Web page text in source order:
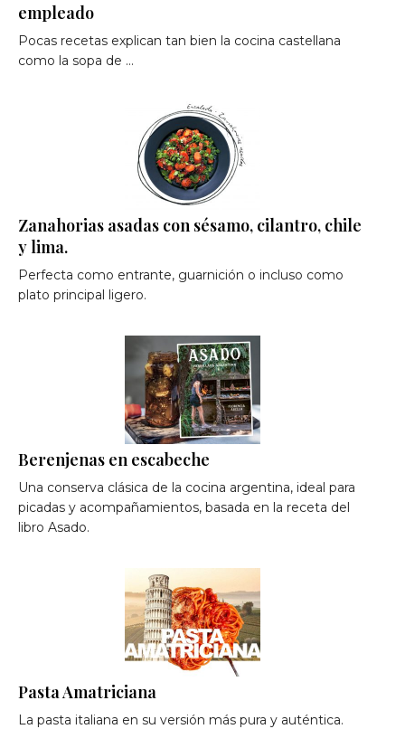
empleado
Pocas recetas explican tan bien la cocina castellana
como la sopa de …
Zanahorias asadas con sésamo, cilantro, chile
y lima.
Perfecta como entrante, guarnición o incluso como
plato principal ligero.
Berenjenas en escabeche
Una conserva clásica de la cocina argentina, ideal para
picadas y acompañamientos, basada en la receta del
libro Asado.
Pasta Amatriciana
La pasta italiana en su versión más pura y auténtica.